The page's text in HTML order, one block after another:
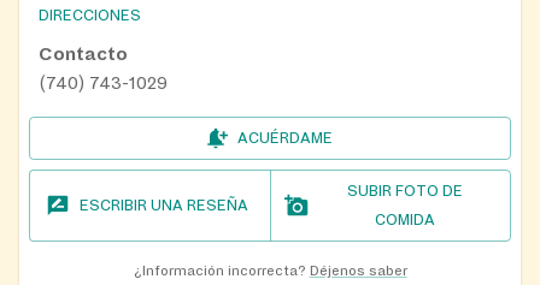
DIRECCIONES
Contacto
(740) 743-1029
ACUÉRDAME
ESCRIBIR UNA RESEÑA
SUBIR FOTO DE
COMIDA
¿Información incorrecta? Déjenos saber